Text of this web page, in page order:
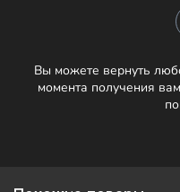
Вы можете вернуть
момента получения